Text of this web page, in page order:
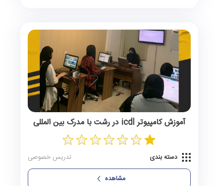
آموزش کامپیوتر icdl در رشت با مدرک بین المللی
دسته بندی
تدریس خصوصی
مشاهده